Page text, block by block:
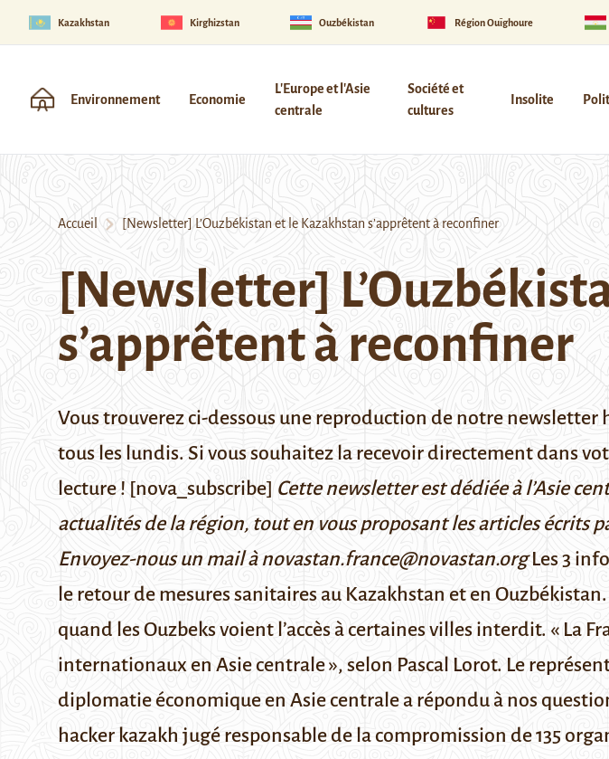
Kazakhstan Kirghizstan Ouzbékistan Région Ouïghoure
Environnement Economie
L'Europe et l'Asie
centrale
Société et
cultures
Insolite
Accueil [Newsletter] L’Ouzbékistan et le Kazakhstan s’apprêtent à reconfiner
[Newsletter]
s’apprêtent à reconfiner
Vous trouverez ci-dessous une reproduction de notre
tous les lundis. Si vous souhaitez la recevoir directement dans
lecture ! [nova_subscribe] Cette newsletter est dédiée à l’Asie
actualités de la région, tout en vous proposant les articles écrits
Envoyez-nous un mail à novastan.france@novastan.orgLes 3
le retour de mesures sanitaires au Kazakhstan et en Ouzbékistan.
quand les Ouzbeksvoient l’accès à certaines villes interdit. « La
internationaux en Asie centrale », selon Pascal Lorot. Le
diplomatie économique en Asie centrale a répondu à nos
hacker kazakh jugé responsable de la compromission de 135